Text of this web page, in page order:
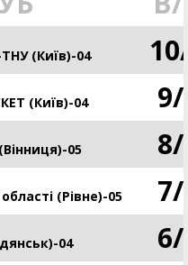
(Київ)-04 10
(Київ)-04 9/
05 8/
(Рівне)-05 7/
04 6/